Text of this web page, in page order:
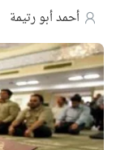
أحمد أبو رتيمة